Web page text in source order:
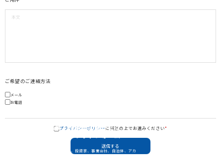
ご希望のご連絡方法
メール
お電話
プライバシーポリシーに同意の上でお進みください*
資金調達や協業・共創を加速させる
STORIUMは、スタートアップ、投資家、事業会社、自治体、アカ